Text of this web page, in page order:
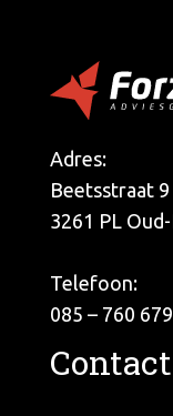
Adres:
Beetsstraat 9
3261 PL
Telefoon:
085 – 760
Contact